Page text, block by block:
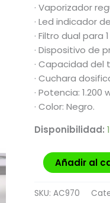
· Vaporizador
· Led indicador
· Filtro dual
· Dispositivo de
· Capacidad del
· Cuchara
· Potencia: 1.200
· Color: Negro.
Disponibilidad:
Añadir al
SKU: AC970